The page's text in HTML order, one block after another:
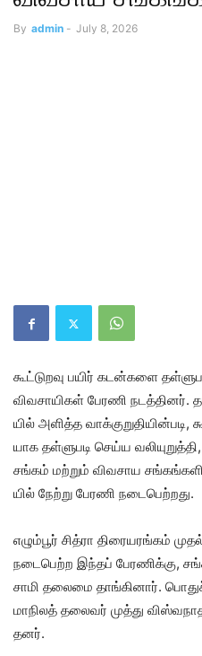
By admin - July 8, 2026
கூட்​டுறவு பயிர் கடன்​களை
விவ​சா​யிகள் பேரணி
யில் அளித்த வாக்​குறு​தி​யின்​படி,
யாக தள்​ளு​படி செய்ய
சங்​கம் மற்​றும் விவ​சாய
யில் நேற்று பேரணி நடை​பெற்​றது.
எழும்​பூர் சித்ரா திரையரங்​கம்
நடை​பெற்ற இந்​தப் பேரணிக்​கு,
சாமி தலைமை தாங்​கி​னார்.
மாநிலத் தலை​வர் முத்து
தனர்.